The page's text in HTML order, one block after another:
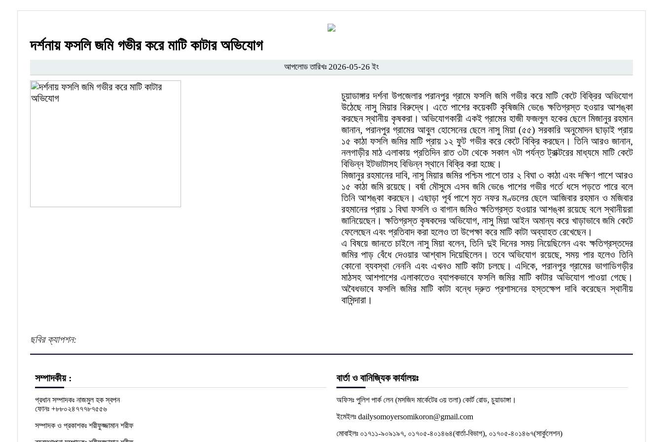
দর্শনায় ফসলি জমি গভীর করে মাটি কাটার অভিযোগ
আপলোড তারিখঃ 2026-05-26 ইং
ছবির ক্যাপশন:
চুয়াডাঙ্গার দর্শনা উপজেলার পরানপুর গ্রামে ফসলি জমি গভীর করে মাটি কেটে বিক্রির অভিযোগ
উঠেছে নাসু মিয়ার বিরুদ্ধে। এতে পাশের কয়েকটি কৃষিজমি ভেঙে ক্ষতিগ্রস্ত হওয়ার আশঙ্কা
করছেন স্থানীয় কৃষকরা। অভিযোগকারী একই গ্রামের হাজী ফজলুল হকের ছেলে মিজানুর রহমান
জানান, পরানপুর গ্রামের আবুল হোসেনের ছেলে নাসু মিয়া (৫৫) সরকারি অনুমোদন ছাড়াই প্রায়
১৫ কাঠা ফসলি জমির মাটি প্রায় ১২ ফুট গভীর করে কেটে বিক্রি করছেন। তিনি আরও জানান,
নলগাড়ীর মাঠ এলাকায় প্রতিদিন রাত ৩টা থেকে সকাল ৭টা পর্যন্ত ট্রাক্টরের মাধ্যমে মাটি কেটে
বিভিন্ন ইটভাটাসহ বিভিন্ন স্থানে বিক্রি করা হচ্ছে।
মিজানুর রহমানের দাবি, নাসু মিয়ার জমির পশ্চিম পাশে তার ২ বিঘা ৩ কাঠা এবং দক্ষিণ পাশে আরও
১৫ কাঠা জমি রয়েছে। বর্ষা মৌসুমে এসব জমি ভেঙে পাশের গভীর গর্তে ধসে পড়তে পারে বলে
তিনি আশঙ্কা করছেন। এছাড়া পূর্ব পাশে মৃত নফর মণ্ডলের ছেলে আজিবার রহমান ও মজিবার
রহমানের প্রায় ১ বিঘা ফসলি ও বাগান জমিও ক্ষতিগ্রস্ত হওয়ার আশঙ্কা রয়েছে বলে স্থানীয়রা
জানিয়েছেন। ক্ষতিগ্রস্ত কৃষকদের অভিযোগ, নাসু মিয়া আইন অমান্য করে খাড়াভাবে জমি কেটে
ফেলেছেন এবং প্রতিবাদ করা হলেও তা উপেক্ষা করে মাটি কাটা অব্যাহত রেখেছেন।
এ বিষয়ে জানতে চাইলে নাসু মিয়া বলেন, তিনি দুই দিনের সময় নিয়েছিলেন এবং ক্ষতিগ্রস্তদের
জমির পাড় বেঁধে দেওয়ার আশ্বাস দিয়েছিলেন। তবে অভিযোগ রয়েছে, সময় পার হলেও তিনি
কোনো ব্যবস্থা নেননি এবং এখনও মাটি কাটা চলছে। এদিকে, পরানপুর গ্রামের ভাগাডিগড়ীর
মাঠসহ আশপাশের এলাকাতেও ব্যাপকভাবে ফসলি জমির মাটি কাটার অভিযোগ পাওয়া গেছে।
অবৈধভাবে ফসলি জমির মাটি কাটা বন্ধে দ্রুত প্রশাসনের হস্তক্ষেপ দাবি করেছেন স্থানীয়
বাসিন্দারা।
সম্পাদকীয় :
প্রধান সম্পাদকঃ নাজমুল হক স্বপন
ফোনঃ +৮৮০২৪৭৭৭৮৭৫৫৬
সম্পাদক ও প্রকাশকঃ শরীফুজ্জামান শরীফ
বার্তা ও বানিজ্যিক কার্যালয়ঃ
অফিসঃ পুলিশ পার্ক লেন (মসজিদ মার্কেটের ৩য় তলা) কোর্ট রোড, চুয়াডাঙ্গা।
ইমেইলঃ dailysomoyersomikoron@gmail.com
মোবাইলঃ ০১৭১১-৯০৯১৯৭, ০১৭০৫-৪০১৪৬৪(বার্তা-বিভাগ), ০১৭০৫-৪০১৪৬৭(সার্কুলেশন)